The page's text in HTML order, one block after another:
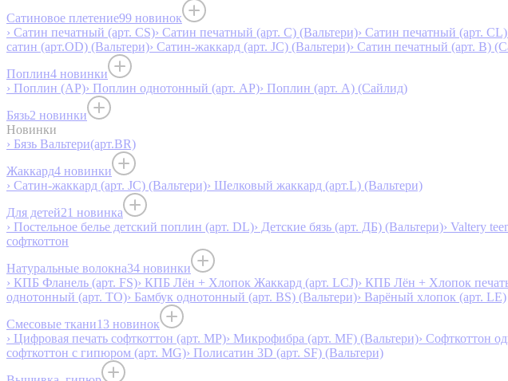
Сатиновое плетение99 новинок
› Сатин печатный (арт. СS)› Сатин печатный (арт. С) (Вальтери)› Сатин печатный (арт.
сатин (арт.OD) (Вальтери)› Сатин-жаккард (арт. JC) (Вальтери)› Сатин печатный (арт. В)
Поплин4 новинки
› Поплин (AP)› Поплин однотонный (арт. AP)› Поплин (арт. А) (Сайлид)
Бязь2 новинки
Новинки
› Бязь Вальтери(арт.BR)
Жаккард4 новинки
› Сатин-жаккард (арт. JC) (Вальтери)› Шелковый жаккард (арт.L) (Вальтери)
Для детей21 новинка
› Постельное белье детский поплин (арт. DL)› Детские бязь (арт. ДБ) (Вальтери)› Valtery
софткоттон
Натуральные волокна34 новинки
› КПБ Фланель (арт. FS)› КПБ Лён + Хлопок Жаккард (арт. LCJ)› КПБ Лён + Хлопок
однотонный (арт. TO)› Бамбук однотонный (арт. BS) (Вальтери)› Варёный хлопок (арт. LE)
Смесовые ткани13 новинок
› Цифровая печать софткоттон (арт. MP)› Микрофибра (арт. MF) (Вальтери)› Софткоттон
софткоттон с гипюром (арт. MG)› Полисатин 3D (арт. SF) (Вальтери)